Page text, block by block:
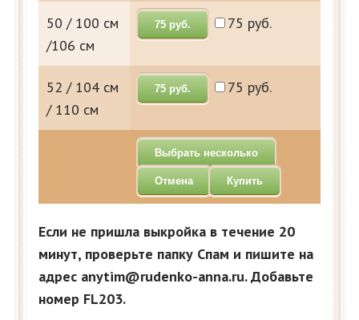
50 / 100 см
/106 см
75 руб. 75 руб.
52 / 104 см
/ 110 см
75 руб. 75 руб.
Выбрать несколько
Отмена Купить
Если не пришла выкройка в течение 20
минут, проверьте папку Спам и пишите на
адрес anytim@rudenko-anna.ru. Добавьте
номер FL203.